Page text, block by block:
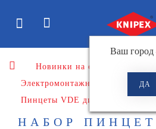
Ваш
Новинки на сайте
Электромонтажный инструмент
Пинцеты VDE диэлектрические
НАБОР